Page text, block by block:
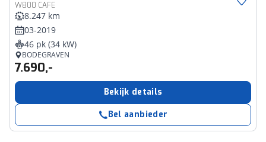
W800 CAFE
8.247 km
03-2019
46 pk (34 kW)
BODEGRAVEN
7.690,-
Bekijk details
Bel aanbieder